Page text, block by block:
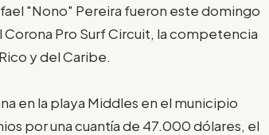
"Nono" Pereira fueron este domingo
Pro Surf Circuit, la competencia
y del Caribe.
en la playa Middles en el municipio
por una cuantía de 47.000 dólares, el